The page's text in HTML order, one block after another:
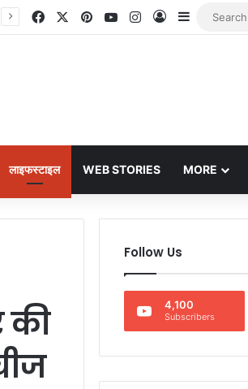
FacebookPinterestYouTubeInstagram
Log InSidebar
लाइफस्टाइल WEB STORIES MORE
की
Follow Us
4,100
Subscribers